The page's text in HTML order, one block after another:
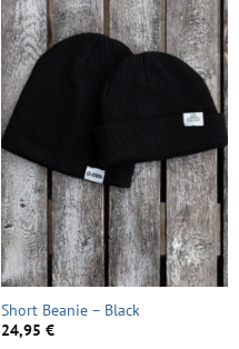
Short Beanie – Black
24,95 €